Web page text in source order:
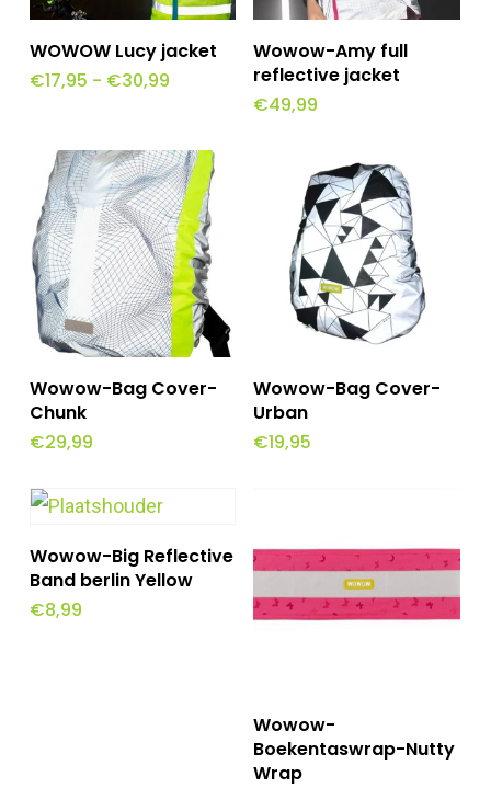
Opties Selecteren
product
variaties.
Deze
optie
kan
gekozen
worden
op
de
productpagina
WOWOW Lucy jacket
€17,95 - €30,99Prijsklasse:
Opties Selecteren
product
heeft
variaties.
optie
gekozen
op
de
productpagina
Wowow-Amy full
reflective jacket
€49,99
Toevoegen Aan
Winkelwagen
Wowow-Bag Cover-
Chunk
€29,99
Toevoegen Aan
Winkelwagen
Wowow-Bag Cover-
Urban
€19,95
Toevoegen Aan
Winkelwagen
Wowow-Big Reflective
Band berlin Yellow
€8,99
Toevoegen Aan
Winkelwagen
Wowow-
Boekentaswrap-Nutty
Wrap